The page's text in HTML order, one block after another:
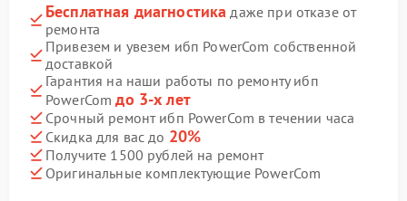
Бесплатная диагностика даже при отказе от
ремонта
Привезем и увезем ибп PowerCom собственной
доставкой
Гарантия на наши работы по ремонту ибп
PowerComдо 3-х лет
Срочный ремонт ибп PowerCom в течении часа
Скидка для вас до 20%
Получите 1500 рублей на ремонт
Оригинальные комплектующие PowerCom